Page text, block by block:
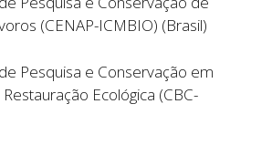
(CENAP-ICMBIO) (Brasil)
Pesquisa e Conservação em
Ecológica (CBC-